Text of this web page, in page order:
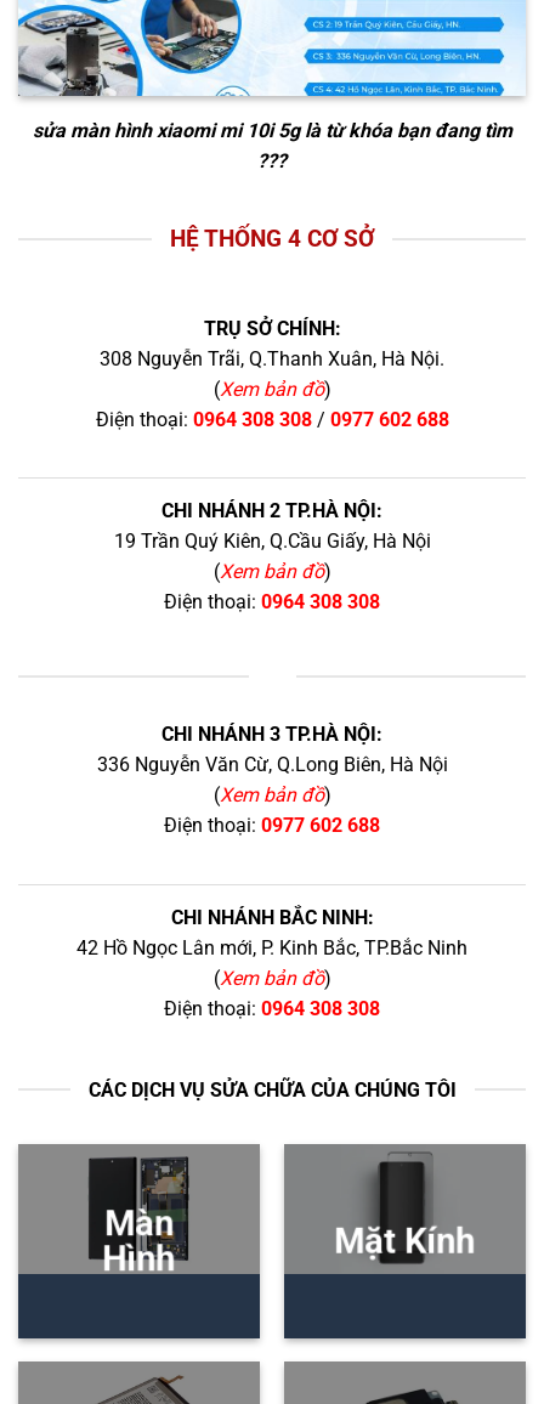
sửa màn hình xiaomi mi 10i 5glà từ khóa bạn đang tìm
???
HỆ THỐNG 4 CƠ SỞ
TRỤ SỞ CHÍNH:
308 Nguyễn Trãi, Q.Thanh Xuân, Hà Nội.
(Xem bản đồ)
Điện thoại: 0964 308 308/ 0977 602 688
CHI NHÁNH 2 TP.HÀ NỘI:
19 Trần Quý Kiên, Q.Cầu Giấy, Hà Nội
(Xem bản đồ)
Điện thoại: 0964 308 308
CHI NHÁNH 3 TP.HÀ NỘI:
336 Nguyễn Văn Cừ, Q.Long Biên, Hà Nội
(Xem bản đồ)
Điện thoại: 0977 602 688
CHI NHÁNH BẮC NINH:
42 Hồ Ngọc Lân mới, P. Kinh Bắc, TP.Bắc Ninh
(Xem bản đồ)
Điện thoại: 0964 308 308
CÁC DỊCH VỤ SỬA CHỮA CỦA CHÚNG TÔI
Màn
Hình
Mặt Kính